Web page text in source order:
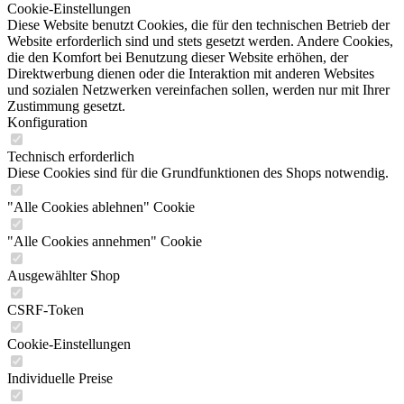
Cookie-Einstellungen
Diese Website benutzt Cookies, die für den technischen Betrieb der
Website erforderlich sind und stets gesetzt werden. Andere Cookies,
die den Komfort bei Benutzung dieser Website erhöhen, der
Direktwerbung dienen oder die Interaktion mit anderen Websites
und sozialen Netzwerken vereinfachen sollen, werden nur mit Ihrer
Zustimmung gesetzt.
Konfiguration
Technisch erforderlich
Diese Cookies sind für die Grundfunktionen des Shops notwendig.
"Alle Cookies ablehnen" Cookie
"Alle Cookies annehmen" Cookie
Ausgewählter Shop
CSRF-Token
Cookie-Einstellungen
Individuelle Preise